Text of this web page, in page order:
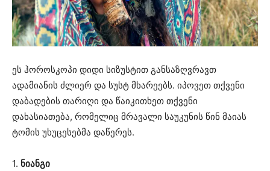
ეს ჰოროსკოპი დიდი სიზუსტით განსაზღვრავთ
ადამიანის ძლიერ და სუსტ მხარეებს. იპოვეთ თქვენი
დაბადების თარიღი და წაიკითხეთ თქვენი
დახასიათება, რომელიც მრავალი საუკუნის წინ მაიას
ტომის უხუცესებმა დაწერეს.
1. ნიანგი